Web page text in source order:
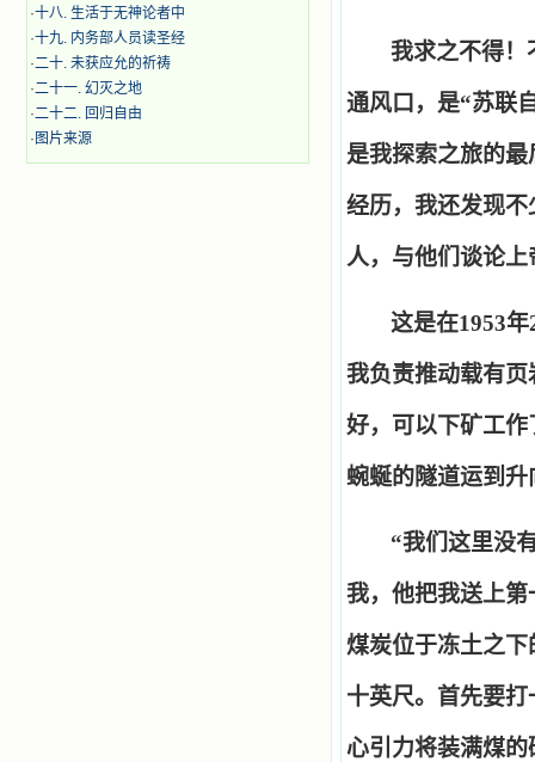
·十八. 生活于无神论者中
·十九. 内务部人员读圣经
·二十. 未获应允的祈祷
·二十一. 幻灭之地
·二十二. 回归自由
·图片来源
我求之不得！
通风口，是“苏联
是我探索之旅的
经历，我还发现
人，与他们谈论
这是在1953年
我负责推动载有
好，可以下矿工
蜿蜒的隧道运到
“我们这里没
我，他把我送上
煤炭位于冻土之
十英尺。首先要
心引力将装满煤